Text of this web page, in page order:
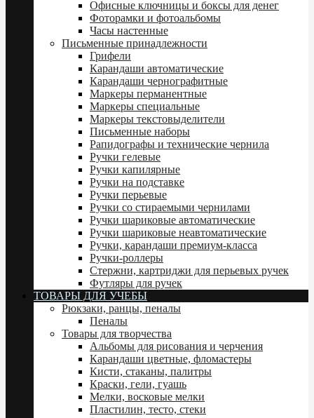
Офисные ключницы и боксы для денег
Фоторамки и фотоальбомы
Часы настенные
Письменные принадлежности
Грифели
Карандаши автоматические
Карандаши чернографитные
Маркеры перманентные
Маркеры специальные
Маркеры текстовыделители
Письменные наборы
Рапидографы и технические чернила
Ручки гелевые
Ручки капилярные
Ручки на подставке
Ручки перьевые
Ручки со стираемыми чернилами
Ручки шариковые автоматические
Ручки шариковые неавтоматические
Ручки, карандаши премиум-класса
Ручки-роллеры
Стержни, картриджи для перьевых ручек
Футляры для ручек
ТОВАРЫ ДЛЯ УЧЕБЫ
Рюкзаки, ранцы, пеналы
Пеналы
Товары для творчества
Альбомы для рисования и черчения
Карандаши цветные, фломастеры
Кисти, стаканы, палитры
Краски, гели, гуашь
Мелки, восковые мелки
Пластилин, тесто, стеки